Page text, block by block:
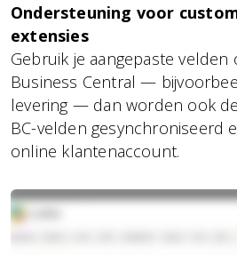
Ondersteuning voor
extensies
Gebruik je aangepaste velden
Business Central —
levering — dan worden ook
BC-velden gesynchroniseerd
online klantenaccount.